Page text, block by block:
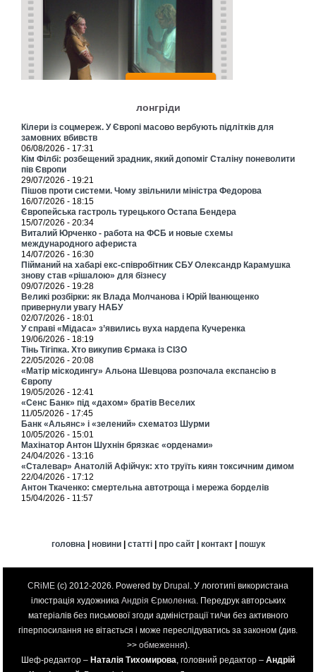
лонгріди
Кілери із соцмереж. У Європі масово вербують підлітків для
замовних вбивств
06/08/2026 - 17:31
Кім Філбі: розбещений зрадник, який допоміг Сталіну поневолити
пів Європи
29/07/2026 - 19:21
Пішов проти системи. Чому звільнили міністра Федорова
16/07/2026 - 18:15
Європейська гастроль турецького Остапа Бендера
15/07/2026 - 20:34
Виталий Юрченко - работа на ФСБ и новые схемы
международного афериста
14/07/2026 - 16:30
Пійманий на хабарі екс-співробітник СБУ Олександр Карамушка
знову став «рішалою» для бізнесу
09/07/2026 - 19:28
Великі розбірки: як Влада Молчанова і Юрій Іванющенко
привернули увагу НАБУ
02/07/2026 - 18:01
У справі «Мідаса» з’явились вуха нардепа Кучеренка
19/06/2026 - 18:19
Тінь Тігіпка. Хто викупив Єрмака із СІЗО
22/05/2026 - 20:08
«Матір міскодингу» Альона Шевцова розпочала експансію в
Європу
19/05/2026 - 12:41
«Сенс Банк» під «дахом» братів Веселих
11/05/2026 - 17:45
Банк «Альянс» і «зелений» схематоз Шурми
10/05/2026 - 15:01
Махінатор Антон Шухнін брязкає «орденами»
24/04/2026 - 13:16
«Сталевар» Анатолій Афійчук: хто труїть киян токсичним димом
22/04/2026 - 17:12
Антон Ткаченко: смертельна автотроща і мережа борделів
15/04/2026 - 11:57
головна| новини| статті| про сайт| контакт| пошук
CRiME (c) 2012-2026. Powered by Drupal . У логотипі використана
ілюстрація художника Андрія Єрмоленка. Передрук авторських
матеріалів без письмової згоди адміністрації ти/чи без активного
гіперпосилання не вітається і може переслідуватись за законом (див.
>> обмеження).
Шеф-редактор – Наталія Тихомирова, головний редактор – Андрій